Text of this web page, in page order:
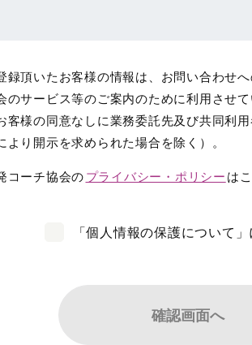
録頂いたお客様の情報は、お問い合わせ
のサービス等のご案内のために利用させて
客様の同意なしに業務委託先及び共同利
り開示を求められた場合を除く）。
コーチ協会のプライバシー・ポリシーは
「個人情報の保護について」
確認画面へ